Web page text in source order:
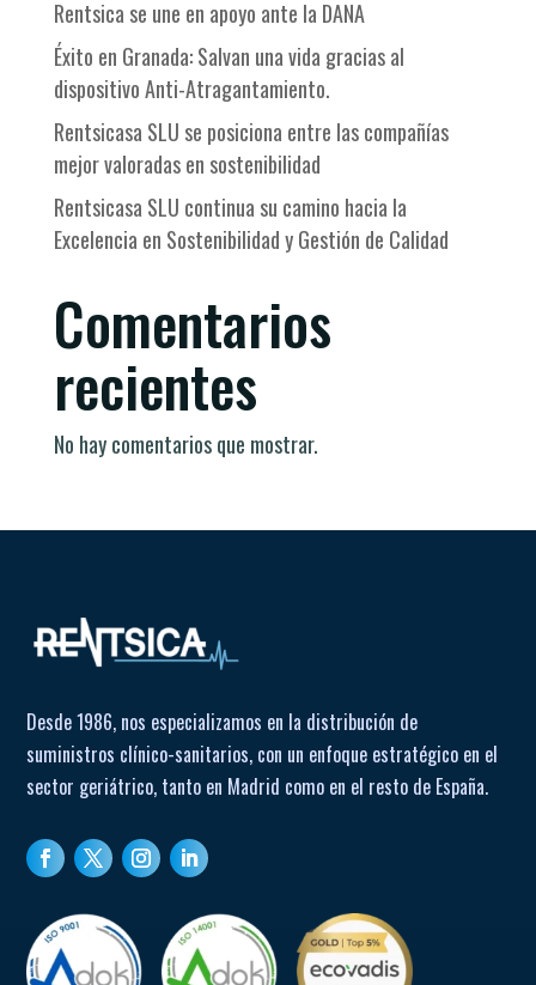
Rentsica se une en apoyo ante la DANA
Éxito en Granada: Salvan una vida gracias al
dispositivo Anti-Atragantamiento.
Rentsicasa SLU se posiciona entre las compañías
mejor valoradas en sostenibilidad
Rentsicasa SLU continua su camino hacia la
Excelencia en Sostenibilidad y Gestión de Calidad
Comentarios
recientes
No hay comentarios que mostrar.
Desde 1986, nos especializamos en la distribución de
suministros clínico-sanitarios, con un enfoque estratégico en el
sector geriátrico, tanto en Madrid como en el resto de España.